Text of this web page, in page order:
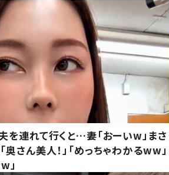
を連れて行くと…妻「おーいw」まさ
奥さん美人！」「めっちゃわかるww」
」